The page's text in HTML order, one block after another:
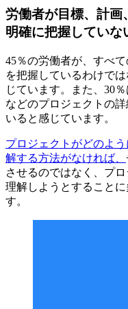
労働者が目標、計画
明確に把握していな
45％の労働者が、すべ
を把握しているわけで
じています。また、30
などのプロジェクトの
いると感じています。
プロジェクトがどのよ
解する方法がなければ、
させるのではなく、プ
理解しようとすること
す。